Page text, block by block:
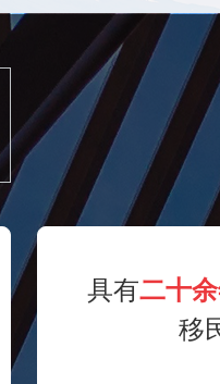
具有二十
移